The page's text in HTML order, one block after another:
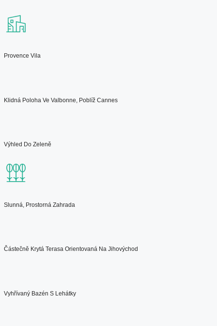
Provence Vila
Klidná Poloha Ve Valbonne, Poblíž Cannes
Výhled Do Zeleně
Slunná, Prostorná Zahrada
Částečně Krytá Terasa Orientovaná Na Jihovýchod
Vyhřívaný Bazén S Lehátky